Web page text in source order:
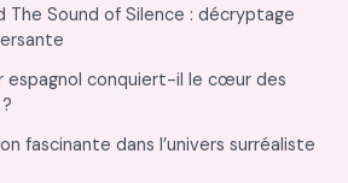
The Sound of Silence : décryptage
espagnol conquiert-il le cœur des
fascinante dans l’univers surréaliste